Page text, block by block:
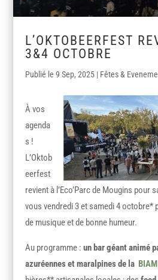
L’OKTOBEERFEST
3&4 OCTOBRE
9 Sep, 2025 | Fêtes &
À vos
agenda
s !
L’Oktob
eerfest
revient à l’Eco’Parc de Mougins pour
vous vendredi 3 et samedi 4 octobre*
de musique et de bonne humeur.
Au programme :un bar géant animé
azuréennes et maralpines de la BIAM